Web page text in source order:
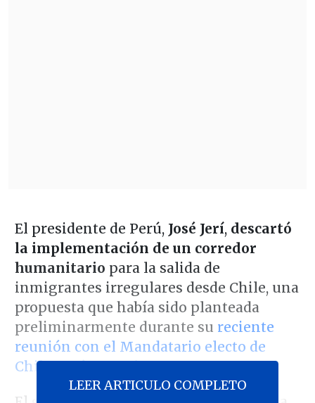
El presidente de Perú, José Jerí, descartó
la implementación de un corredor
humanitario para la salida de
inmigrantes irregulares desde Chile, una
propuesta que había sido planteada
preliminarmente durante su reciente
reunión con el Mandatario electo de
Chile,José Antonio Kast.
LEER ARTICULO COMPLETO